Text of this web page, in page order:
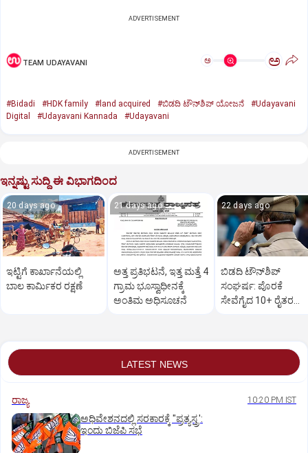
ADVERTISEMENT
TEAM UDAYAVANI ಅ ಅ
#Bidadi #HDK family #land acquired #ಬಿಡದಿ ಟೌನ್‌ಶಿಪ್‌ ಯೋಜನೆ
#Udayavani
Digital
#Udayavani Kannada #Udayavani
ADVERTISEMENT
ಇನ್ನಷ್ಟು ಸುದ್ದಿ ಈ ವಿಭಾಗದಿಂದ
20 days ago
ಇಟ್ಟಿಗೆ ಕಾರ್ಖಾನೆಯಲ್ಲಿ
ಬಾಲ ಕಾರ್ಮಿಕರ ರಕ್ಷಣೆ
21 days ago
ಅತ್ತ ಪ್ರತಿಭಟನೆ, ಇತ್ತ ಮತ್ತೆ 4
ಗ್ರಾಮ ಭೂಸ್ವಾಧೀನಕ್ಕೆ
ಅಂತಿಮ ಅಧಿಸೂಚನೆ
22 days ago
ಬಿಡದಿ ಟೌನ್‌ಶಿಪ್‌
ಸಂಘರ್ಷ: ಪೊರಕೆ
ಸೇವೆಗೈದ 10+ ರೈತರ
LATEST NEWS
ರಾಜ್ಯ 10:20 PM IST
ಅಧಿವೇಶನದಲ್ಲಿ ಸರಕಾರಕ್ಕೆ "ಪ್ರತ್ಯಸ್ತ್ರ':
ಇಂದು ಬಿಜೆಪಿ ಸಭೆ